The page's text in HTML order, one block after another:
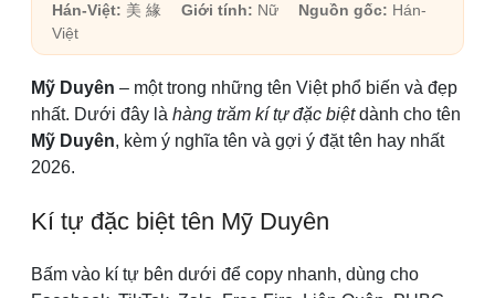
Hán-Việt: 美 緣 Giới tính: Nữ Nguồn gốc: Hán-
Việt
Mỹ Duyên – một trong những tên Việt phổ biến và đẹp
nhất. Dưới đây là hàng trăm kí tự đặc biệtdành cho tên
Mỹ Duyên, kèm ý nghĩa tên và gợi ý đặt tên hay nhất
2026.
Kí tự đặc biệt tên Mỹ Duyên
Bấm vào kí tự bên dưới để copy nhanh, dùng cho